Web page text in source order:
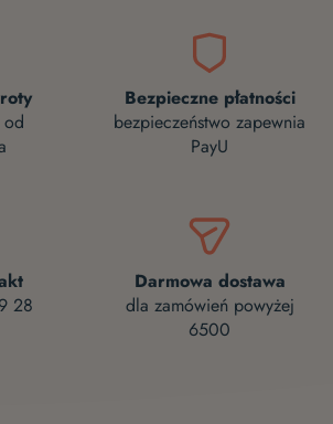
Bezpieczne płatności
bezpieczeństwo zapewnia
PayU
28
Darmowa dostawa
dla zamówień powyżej
6500